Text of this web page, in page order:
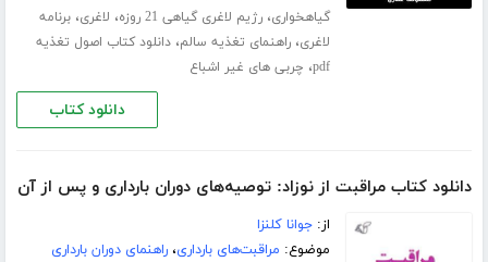
گیاهخواری،رژیم لاغری گیاهی 21 روزه ، لاغری،برنامه
لاغری،راهنمای تغذیه سالم،دانلود کتاب اصول تغذیه
pdf، چربی های غیر اشباع
دانلود کتاب
دانلود کتاب مراقبت از نوزاد: توصیه‌های دوران بارداری و پس از آن
از:جوانا کلنزا
موضوع: مراقبت‌های بارداری،راهنمای دوران بارداری